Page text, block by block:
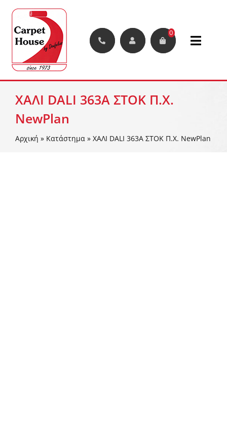
περιεχόμενο
0
Toggle
Μοκέτες
Διάδρομοι
ΧΑΛΙ DALI 363A ΣΤΟΚ Π.Χ.
NewPlan
Αρχική » Κατάστημα » ΧΑΛΙ DALI 363A ΣΤΟΚ Π.Χ. NewPlan